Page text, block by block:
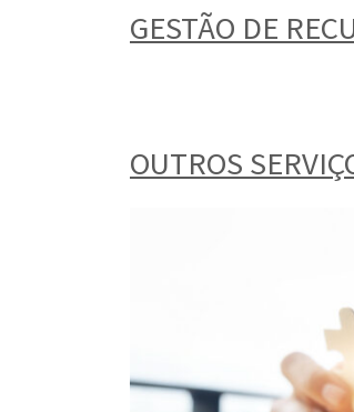
GESTÃO DE
OUTROS